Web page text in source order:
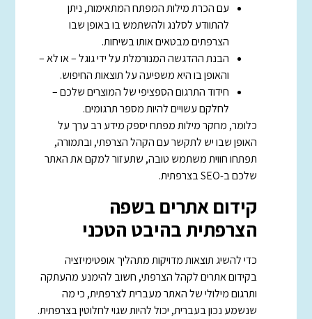
עם הכרת מילות המפתח המתאימות, ניתן
להתוודע לסלנג ולהשתמש בו באופן שבו
הצרפתים מבטאים אותו בשיחות.
הבנת ההדגשה המנורמלת על ידי גוגל – או לא –
והאופן בו היא משפיעה על תוצאות החיפוש.
חידוד התרגום הספציפי של המוצרים שלכם –
לחלקם עשויים להיות מספר תרגומים.
כלומר, מחקר מילות מפתח יספק מידע רב ערך על
האופן שבו יש לתקשר עם הקהל הצרפתי, ובתמורה,
תפתחו חווית משתמש טובה, שתעזור למקם את האתר
שלכם ב-SEO בצרפתית.
קידום אתרים בשפה
הצרפתית בהיבט הטכני
כדי להשיג תוצאות מדויקות מתהליך אופטימיזציה
בקידום אתרים לקהל הצרפתי, חשוב להימנע מהעתקה
ותרגום מילולי של האתר מעברית לצרפתית, כי מה
שנשמע נכון בעברית, יכול להיות שגוי לחלוטין בצרפתית.